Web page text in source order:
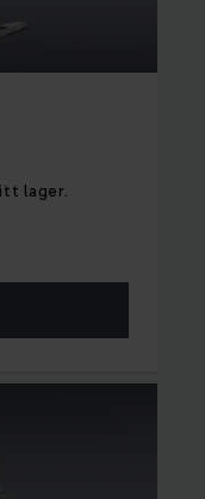
lager.